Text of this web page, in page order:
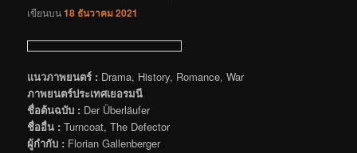
เขียนบน18 ธันวาคม 2021
แนวภาพยนตร์ : Drama, History, Romance, War
ภาพยนตร์ประเทศเยอรมนี
ชื่อต้นฉบับ : Der Überläufer
ชื่ออื่น : Turncoat, The Defector
ผู้กำกับ : Florian Gallenberger